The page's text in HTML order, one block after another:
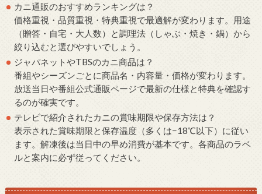
カニ通販のおすすめランキングは？
価格重視・品質重視・特典重視で最適解が変わります。用途
（贈答・自宅・大人数）と調理法（しゃぶ・焼き・鍋）から
絞り込むと選びやすいでしょう。
ジャパネットやTBSのカニ商品は？
番組やシーズンごとに商品名・内容量・価格が変わります。
放送当日や番組公式通販ページで最新の仕様と特典を確認す
るのが確実です。
テレビで紹介されたカニの賞味期限や保存方法は？
表示された賞味期限と保存温度（多くは−18℃以下）に従い
ます。解凍後は当日中の早め消費が基本です。各商品のラベ
ルと案内に必ず従ってください。